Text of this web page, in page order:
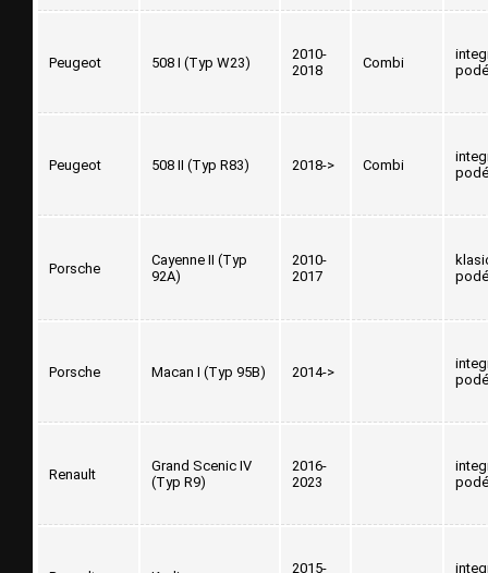
Peugeot 508 I (Typ W23)
2010-
2018
Combi
Peugeot 508 II (Typ R83) 2018-> Combi
Porsche
Cayenne II (Typ
92A)
2010-
2017
Porsche Macan I (Typ 95B) 2014->
Renault
Grand Scenic IV
(Typ R9)
2016-
2023
2015-